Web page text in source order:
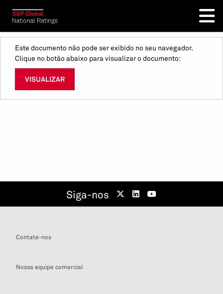
Este documento não pode ser exibido no seu navegador.
Clique no botão abaixo para visualizar o documento:
VISUALIZAR
Siga-nos
Contate-nos
Nossa equipe comercial